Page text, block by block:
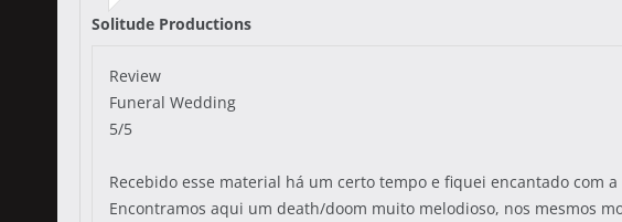
Solitude Productions
Review
Funeral Wedding
5/5
Recebido esse material há um certo tempo e fiquei encantado com
Encontramos aqui um death/doom muito melodioso, nos mesmos